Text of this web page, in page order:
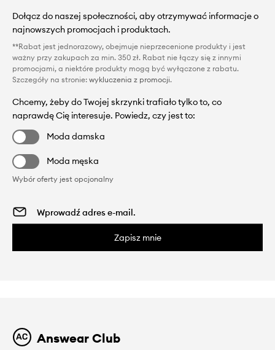
Dołącz do naszej społeczności, aby otrzymywać informacje o
najnowszych promocjach i produktach.
**Rabat jest jednorazowy, obejmuje nieprzecenione produkty i jest
ważny przy zakupach za min. 350 zł. Rabat nie łączy się z innymi
promocjami, a niektóre produkty mogą być wyłączone z rabatu.
Szczegóły na stronie: wykluczenia z promocji.
Chcemy, żeby do Twojej skrzynki trafiało tylko to, co
naprawdę Cię interesuje. Powiedz, czy jest to:
Moda damska
Moda męska
Wybór oferty jest opcjonalny
Zapisz mnie
Answear Club